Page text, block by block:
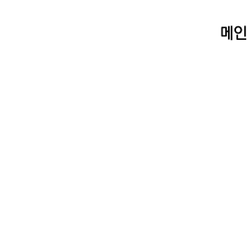
메인